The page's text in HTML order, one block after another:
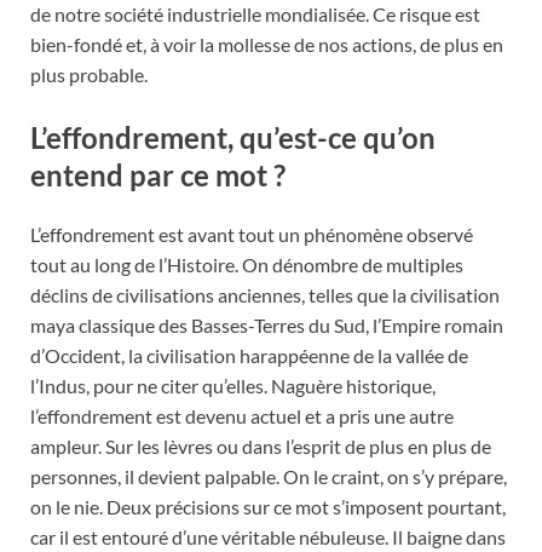
de notre société industrielle mondialisée. Ce risque est
bien-fondé et, à voir la mollesse de nos actions, de plus en
plus probable.
L’effondrement, qu’est-ce qu’on
entend par ce mot ?
L’effondrement est avant tout un phénomène observé
tout au long de l’Histoire. On dénombre de multiples
déclins de civilisations anciennes, telles que la civilisation
maya classique des Basses-Terres du Sud, l’Empire romain
d’Occident, la civilisation harappéenne de la vallée de
l’Indus, pour ne citer qu’elles. Naguère historique,
l’effondrement est devenu actuel et a pris une autre
ampleur. Sur les lèvres ou dans l’esprit de plus en plus de
personnes, il devient palpable. On le craint, on s’y prépare,
on le nie. Deux précisions sur ce mot s’imposent pourtant,
car il est entouré d’une véritable nébuleuse. Il baigne dans